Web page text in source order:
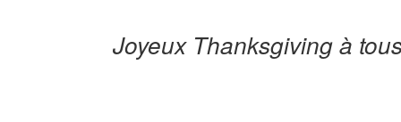
Joyeux Thanksgiving à